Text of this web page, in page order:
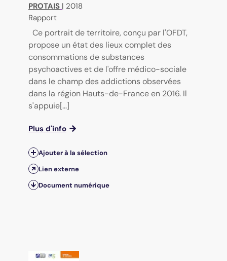
PROTAIS | 2018
Rapport
Ce portrait de territoire, conçu par l'OFDT,
propose un état des lieux complet des
consommations de substances
psychoactives et de l'offre médico-sociale
dans le champ des addictions observées
dans la région Hauts-de-France en 2016. Il
s'appuie[...]
Plus d'info
Ajouter à la sélection
Lien externe
Document numérique